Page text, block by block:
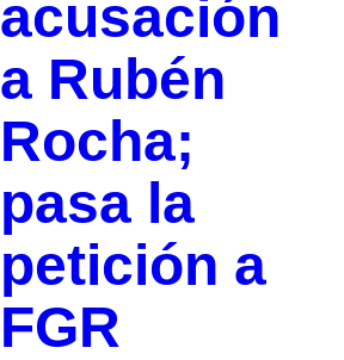
acusación
a Rubén
Rocha;
pasa la
petición a
FGR